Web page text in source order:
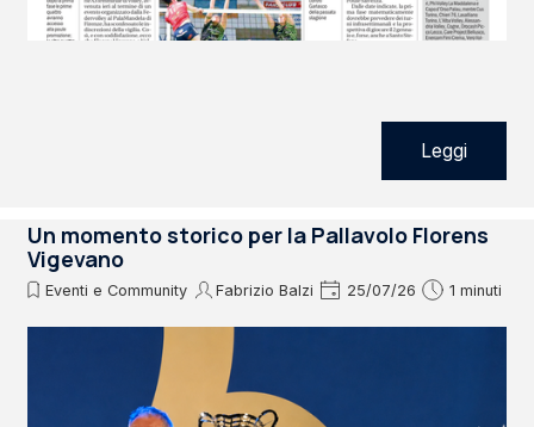
Leggi
Un momento storico per la Pallavolo Florens
Vigevano
Eventi e Community Fabrizio Balzi 25/07/26 1 minuti